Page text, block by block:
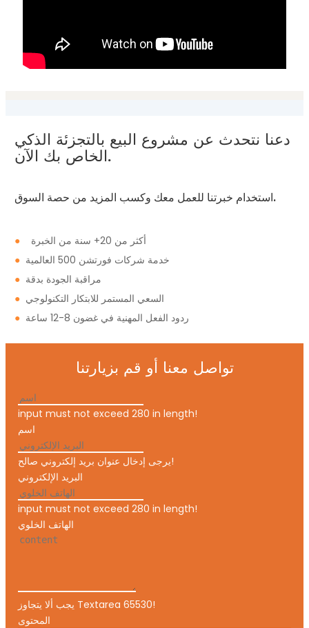
دعنا نتحدث عن مشروع البيع بالتجزئة الذكي
الخاص بك الآن.
استخدام خبرتنا للعمل معك وكسب المزيد من حصة السوق.
●
أكثر من 20+ سنة من الخبرة
●
خدمة شركات فورتشن 500 العالمية
● مراقبة الجودة بدقة
● السعي المستمر للابتكار التكنولوجي
●
ردود الفعل المهنية في غضون 8-12 ساعة
تواصل معنا أو قم بزيارتنا
input must not exceed 280 in length!
اسم
يرجى إدخال عنوان بريد إلكتروني صالح!
البريد الإلكتروني
input must not exceed 280 in length!
الهاتف الخلوي
يجب ألا يتجاوز Textarea 65530!
المحتوى